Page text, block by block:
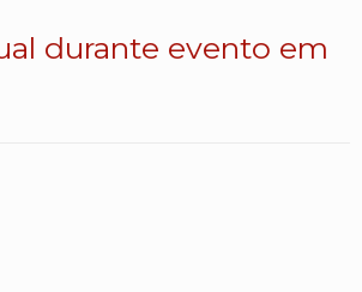
durante evento em